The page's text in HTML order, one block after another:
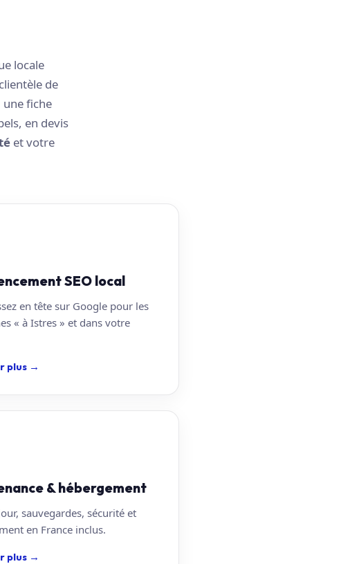
locale
de
fiche
en devis
et votre
SEO local
en tête sur Google pour les
« à Istres » et dans votre
plus →
& hébergement
sauvegardes, sécurité et
en France inclus.
plus →